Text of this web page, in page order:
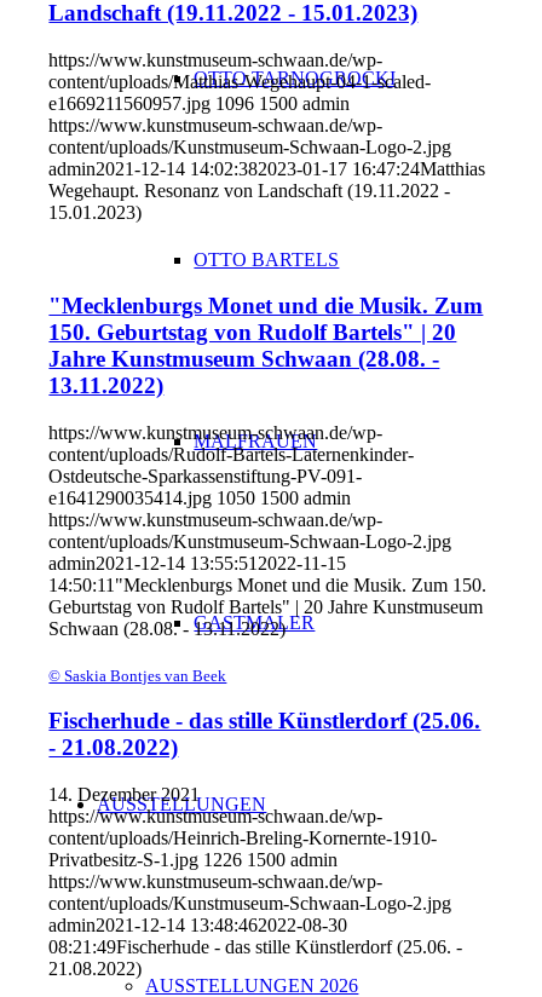
OTTO TARNOGROCKI
OTTO BARTELS
MALFRAUEN
GASTMALER
AUSSTELLUNGEN
AUSSTELLUNGEN 2026
Landschaft (19.11.2022 - 15.01.2023)
https://www.kunstmuseum-schwaan.de/wp-
content/uploads/Matthias-Wegehaupt-04-1-scaled-
e1669211560957.jpg 1096 1500 admin
https://www.kunstmuseum-schwaan.de/wp-
content/uploads/Kunstmuseum-Schwaan-Logo-2.jpg
admin2021-12-14 14:02:382023-01-17 16:47:24Matthias
Wegehaupt. Resonanz von Landschaft (19.11.2022 -
15.01.2023)
"Mecklenburgs Monet und die Musik. Zum
150. Geburtstag von Rudolf Bartels" | 20
Jahre Kunstmuseum Schwaan (28.08. -
13.11.2022)
https://www.kunstmuseum-schwaan.de/wp-
content/uploads/Rudolf-Bartels-Laternenkinder-
Ostdeutsche-Sparkassenstiftung-PV-091-
e1641290035414.jpg 1050 1500 admin
https://www.kunstmuseum-schwaan.de/wp-
content/uploads/Kunstmuseum-Schwaan-Logo-2.jpg
admin2021-12-14 13:55:51 2022-11-15
14:50:11 "Mecklenburgs Monet und die Musik. Zum 150.
Geburtstag von Rudolf Bartels" | 20 Jahre Kunstmuseum
Schwaan (28.08. - 13.11.2022)
© Saskia Bontjes van Beek
Fischerhude - das stille Künstlerdorf (25.06.
- 21.08.2022)
14. Dezember 2021
https://www.kunstmuseum-schwaan.de/wp-
content/uploads/Heinrich-Breling-Kornernte-1910-
Privatbesitz-S-1.jpg 1226 1500 admin
https://www.kunstmuseum-schwaan.de/wp-
content/uploads/Kunstmuseum-Schwaan-Logo-2.jpg
admin2021-12-14 13:48:462022-08-30
08:21:49Fischerhude - das stille Künstlerdorf (25.06. -
21.08.2022)